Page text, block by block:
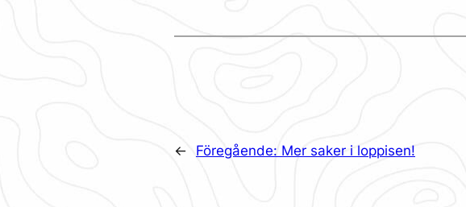
← Föregående: Mer saker i loppisen!